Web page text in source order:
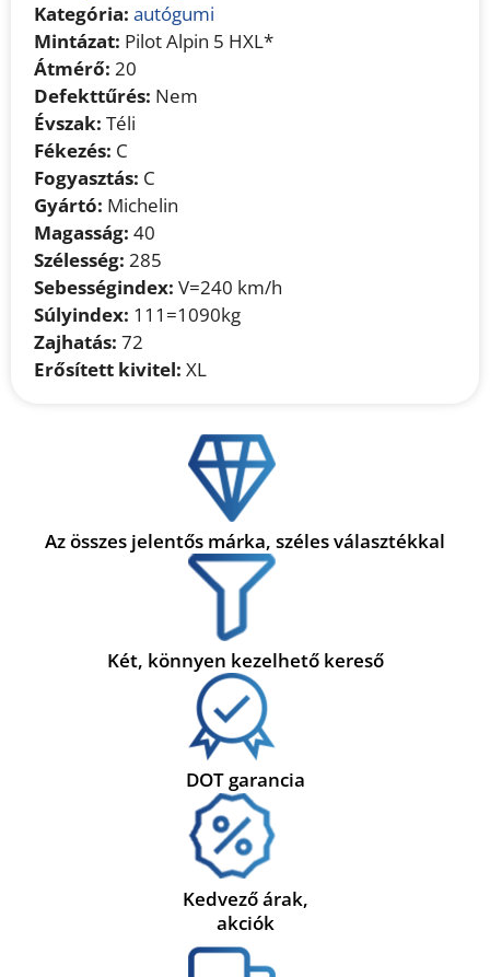
Kategória: autógumi
Mintázat: Pilot Alpin 5 HXL*
Átmérő: 20
Defekttűrés: Nem
Évszak: Téli
Fékezés: C
Fogyasztás: C
Gyártó: Michelin
Magasság: 40
Szélesség: 285
Sebességindex: V=240 km/h
Súlyindex: 111=1090kg
Zajhatás: 72
Erősített kivitel: XL
Az összes jelentős márka, széles választékkal
Két, könnyen kezelhető kereső
DOT garancia
Kedvező árak,
akciók